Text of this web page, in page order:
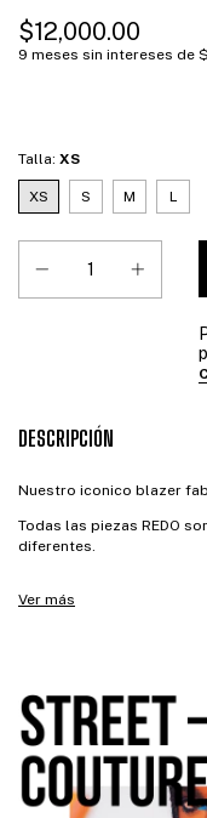
$12,000.00
9 meses sin intereses de
Talla: XS
XS S M L
DESCRIPCIÓN
Nuestro iconico blazer
Todas las piezas REDO
diferentes.
Ver más